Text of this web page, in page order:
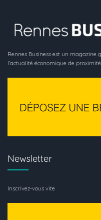
Rennes Business est un
l’actualité économique de
Newsletter
Inscrivez-vous vite